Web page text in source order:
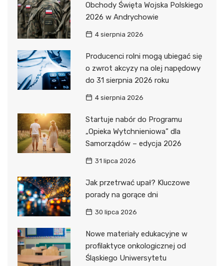
Obchody Święta Wojska Polskiego
2026 w Andrychowie
4 sierpnia 2026
Producenci rolni mogą ubiegać się
o zwrot akcyzy na olej napędowy
do 31 sierpnia 2026 roku
4 sierpnia 2026
Startuje nabór do Programu
„Opieka Wytchnieniowa” dla
Samorządów – edycja 2026
31 lipca 2026
Jak przetrwać upał? Kluczowe
porady na gorące dni
30 lipca 2026
Nowe materiały edukacyjne w
profilaktyce onkologicznej od
Śląskiego Uniwersytetu